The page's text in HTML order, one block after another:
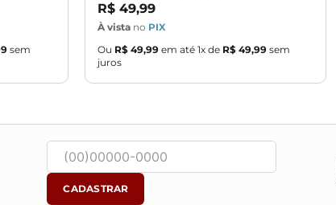
sem
R$ 49,99
À vista no PIX
Ou R$ 49,99 em até 1x de R$ 49,99 sem
juros
CADASTRAR